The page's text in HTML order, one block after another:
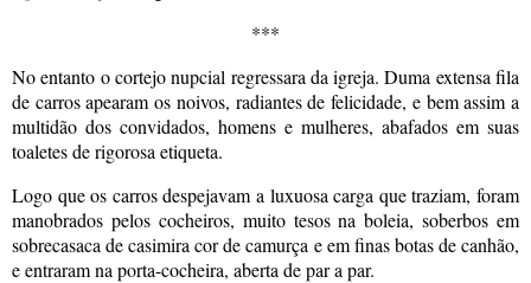
***
No entanto o cortejo nupcial regressara da igreja. Duma extensa fila
de carros apearam os noivos, radiantes de felicidade, e bem assim a
multidão dos convidados, homens e mulheres, abafados em suas
toaletes de rigorosa etiqueta.
Logo que os carros despejavam a luxuosa carga que traziam, foram
manobrados pelos cocheiros, muito tesos na boleia, soberbos em
sobrecasaca de casimira cor de camurça e em finas botas de canhão,
e entraram na porta-cocheira, aberta de par a par.